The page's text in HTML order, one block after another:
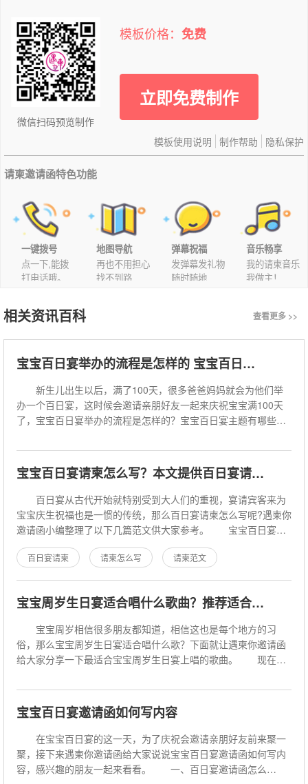
微信扫码预览制作
模板价格： 免费
立即免费制作
隐私保护
制作帮助
模板使用说明
请柬邀请函特色功能
一键拨号
点一下,能拨
打电话哦。
地图导航
再也不用担心
找不到路
弹幕祝福
发弹幕发礼物
随时随地
音乐畅享
我的请柬音乐
我做主！
相关资讯百科 查看更多 >>
宝宝百日宴举办的流程是怎样的 宝宝百日宴主题有哪些
新生儿出生以后，满了100天，很多爸爸妈妈就会为他们举
办一个百日宴，这时候会邀请亲朋好友一起来庆祝宝宝满100天
了，宝宝百日宴举办的流程是怎样的？宝宝百日宴主题有哪些？
宝宝百日宴请柬怎么写？本文提供百日宴请柬范文
百日宴从古代开始就特别受到大人们的重视，宴请宾客来为
宝宝庆生祝福也是一惯的传统，那么百日宴请柬怎么写呢?遇柬你
邀请函小编整理了以下几篇范文供大家参考。 宝宝百日宴请
柬格式 1、封面：标明“百日
百日宴请柬 请柬怎么写 请柬范文
宝宝周岁生日宴适合唱什么歌曲？推荐适合宝宝周岁宴放的歌曲
宝宝周岁相信很多朋友都知道，相信这也是每个地方的习
俗，那么宝宝周岁生日宴适合唱什么歌？下面就让遇柬你邀请函
给大家分享一下最适合宝宝周岁生日宴上唱的歌曲。 现在，
宝宝百日宴邀请函如何写内容
在宝宝百日宴的这一天，为了庆祝会邀请亲朋好友前来聚一
聚，接下来遇柬你邀请函给大家说说宝宝百日宴邀请函如何写内
容，感兴趣的朋友一起来看看。 一、百日宴邀请函怎么